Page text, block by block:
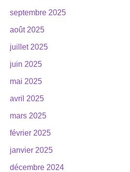
septembre 2025
août 2025
juillet 2025
juin 2025
mai 2025
avril 2025
mars 2025
février 2025
janvier 2025
décembre 2024